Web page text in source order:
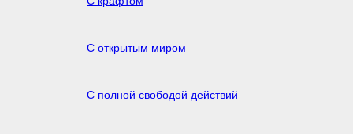
С открытым миром
С полной свободой действий